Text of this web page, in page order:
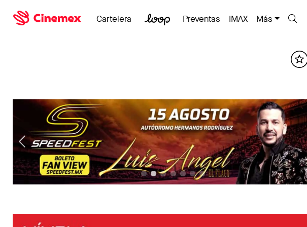
Cartelera Preventas IMAX Más